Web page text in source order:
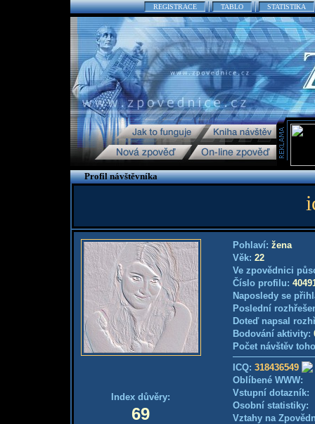
REGISTRACE TABLO STATISTIKA
Profil návštěvníka
Index důvěry:
69
Pohlaví: žena
Věk: 22
Ve zpovědnici
Číslo profilu:
Naposledy se
Poslední
Doteď napsal
Bodování aktivity:
Počet návštěv
ICQ: 318436549
Oblíbené WWW:
Vstupní
Osobní
Vztahy na